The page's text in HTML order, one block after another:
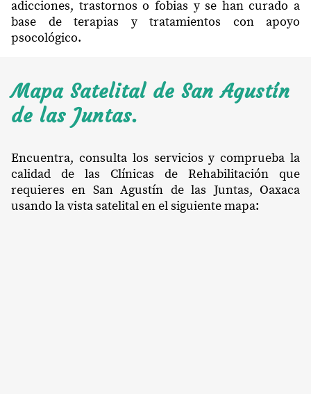
adicciones, trastornos o fobias y se han curado a
base de terapias y tratamientos con apoyo
psocológico.
Mapa Satelital de San Agustín
de las Juntas.
Encuentra, consulta los servicios y comprueba la
calidad de las Clínicas de Rehabilitación que
requieres en San Agustín de las Juntas, Oaxaca
usando la vista satelital en el siguiente mapa: